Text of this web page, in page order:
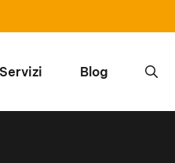
Servizi Blog